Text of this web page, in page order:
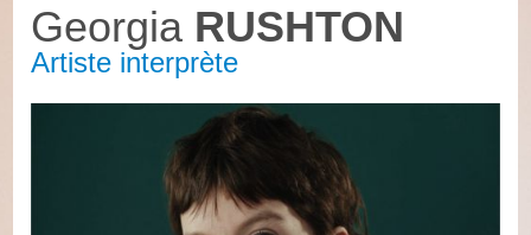
Georgia RUSHTON
Artiste interprète